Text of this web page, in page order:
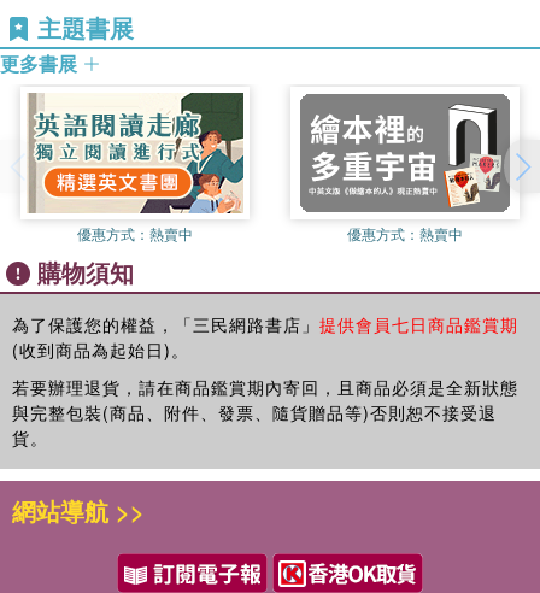
好......》、《我說我不想，是因為我會怕》、《當我難過的時
候》、《多幸運，有哥哥陪我長大》、《孩子，你覺得世界有
多大？》、《媽媽，我要給你全世界》、《想要被擁抱的仙人
掌》、《酪梨很想問：我是水果還是蔬菜？》(以上由大穎文化
出版)。《在停車場種樹》(奧林文化出版)。
馬迪很愛護這些花。
白天，他細心的照顧花朵們，即使到了晚上睡覺時，也時時刻
刻惦記著。
有時候他甚至會夢見花朵，他的夢裡總是充滿了繽紛的色彩與
花朵的香氣。
有一晚，發生了一件馬迪連作夢都沒想到的事情……
一群陌生的訪客從遙遠的海那頭來到了這裡。
他們跟著風吹來的神祕香氣，一路追尋到這裡來。
天才剛亮，馬迪就來了。
訪客們看見長得和他們很不一樣的馬迪，覺得有些害怕。
但接著，馬迪開始對著花朵說話。
於是，訪客們害羞地向前走了一些，稍稍靠近馬迪。
主題書展
更多書展
優惠方式： 熱賣中 優惠方式： 熱賣中
購物須知
為了保護您的權益，「三民網路書店」 提供會員七日商品鑑賞期
(收到商品為起始日)。
若要辦理退貨，請在商品鑑賞期內寄回，且商品必須是全新狀態
與完整包裝(商品、附件、發票、隨貨贈品等)否則恕不接受退
貨。
網站導航 >>